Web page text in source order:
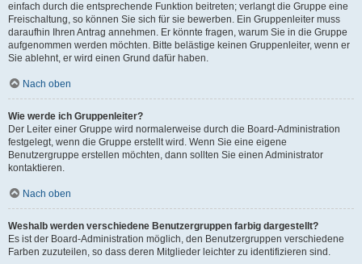
einfach durch die entsprechende Funktion beitreten; verlangt die Gruppe eine
Freischaltung, so können Sie sich für sie bewerben. Ein Gruppenleiter muss
daraufhin Ihren Antrag annehmen. Er könnte fragen, warum Sie in die Gruppe
aufgenommen werden möchten. Bitte belästige keinen Gruppenleiter, wenn er
Sie ablehnt, er wird einen Grund dafür haben.
Nach oben
Wie werde ich Gruppenleiter?
Der Leiter einer Gruppe wird normalerweise durch die Board-Administration
festgelegt, wenn die Gruppe erstellt wird. Wenn Sie eine eigene
Benutzergruppe erstellen möchten, dann sollten Sie einen Administrator
kontaktieren.
Nach oben
Weshalb werden verschiedene Benutzergruppen farbig dargestellt?
Es ist der Board-Administration möglich, den Benutzergruppen verschiedene
Farben zuzuteilen, so dass deren Mitglieder leichter zu identifizieren sind.